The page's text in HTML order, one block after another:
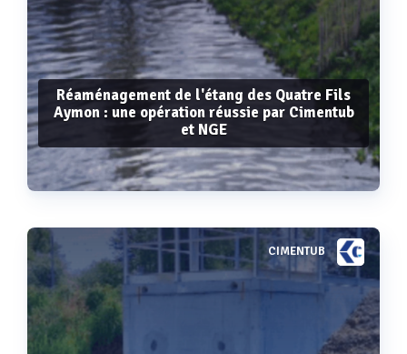
Réaménagement de l'étang des Quatre Fils
Aymon : une opération réussie par Cimentub
et NGE
Voir plus CIMENTUB